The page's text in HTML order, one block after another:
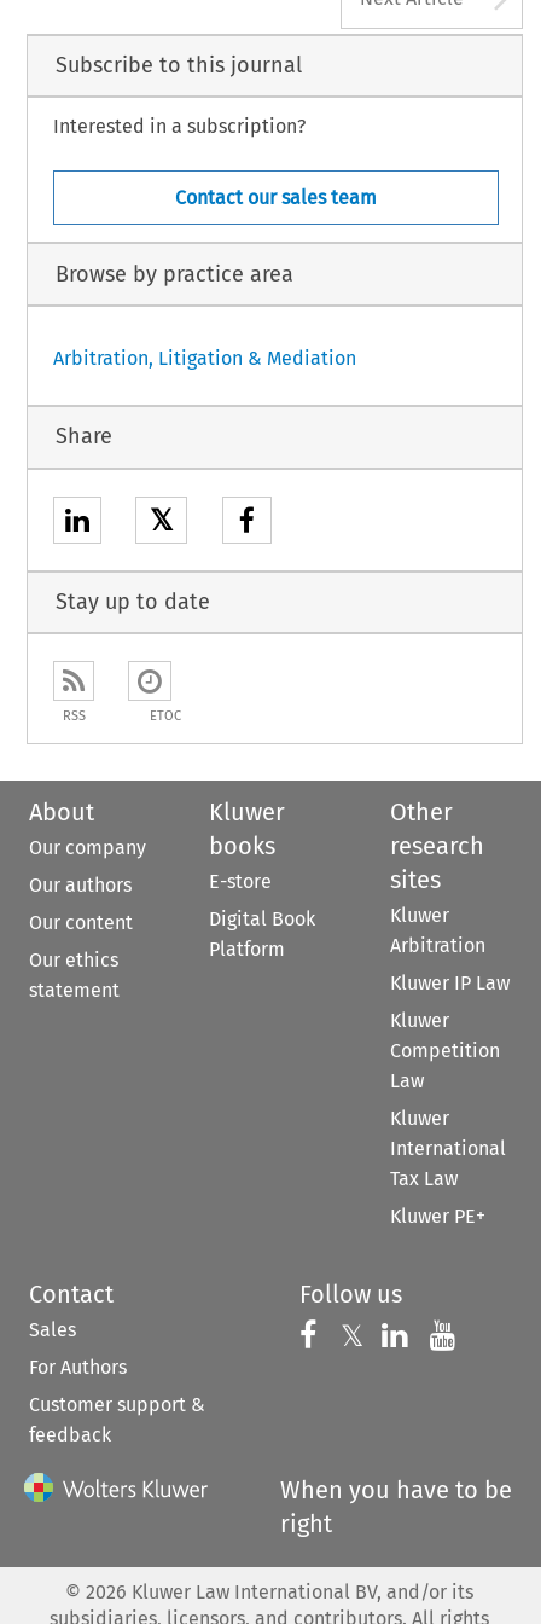
Subscribe to this journal
Interested in a subscription?
Contact our sales team
Browse by practice area
Arbitration, Litigation & Mediation
Share
𝕏
Stay up to date
RSS ETOC
About
Our company
Our authors
Our content
Our ethics
statement
Kluwer
books
E-store
Digital Book
Platform
Other
research
sites
Kluwer
Arbitration
Kluwer IP Law
Kluwer
Competition
Law
Kluwer
International
Tax Law
Kluwer PE+
Contact
Sales
For Authors
Customer support &
feedback
Follow us
Follow us on
𝕏 Follow us on
Follow us
When you have to be
right
© 2026 Kluwer Law International BV, and/or its
subsidiaries, licensors, and contributors. All rights